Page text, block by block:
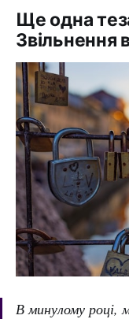
Ще одна
Звільнення
В минулому